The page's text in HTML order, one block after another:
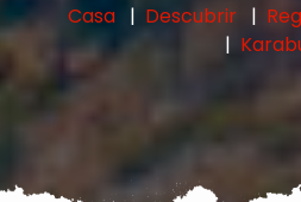
Casa Descubrir